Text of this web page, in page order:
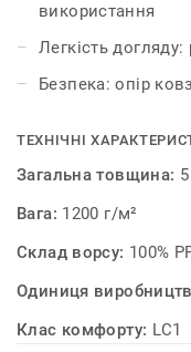
використання
Легкість
Безпека: опір
ТЕХНІЧНІ
Загальна товщина:
Вага: 1200 г/м²
Склад ворсу: 100%
Одиниця
Клас комфорту: LC1